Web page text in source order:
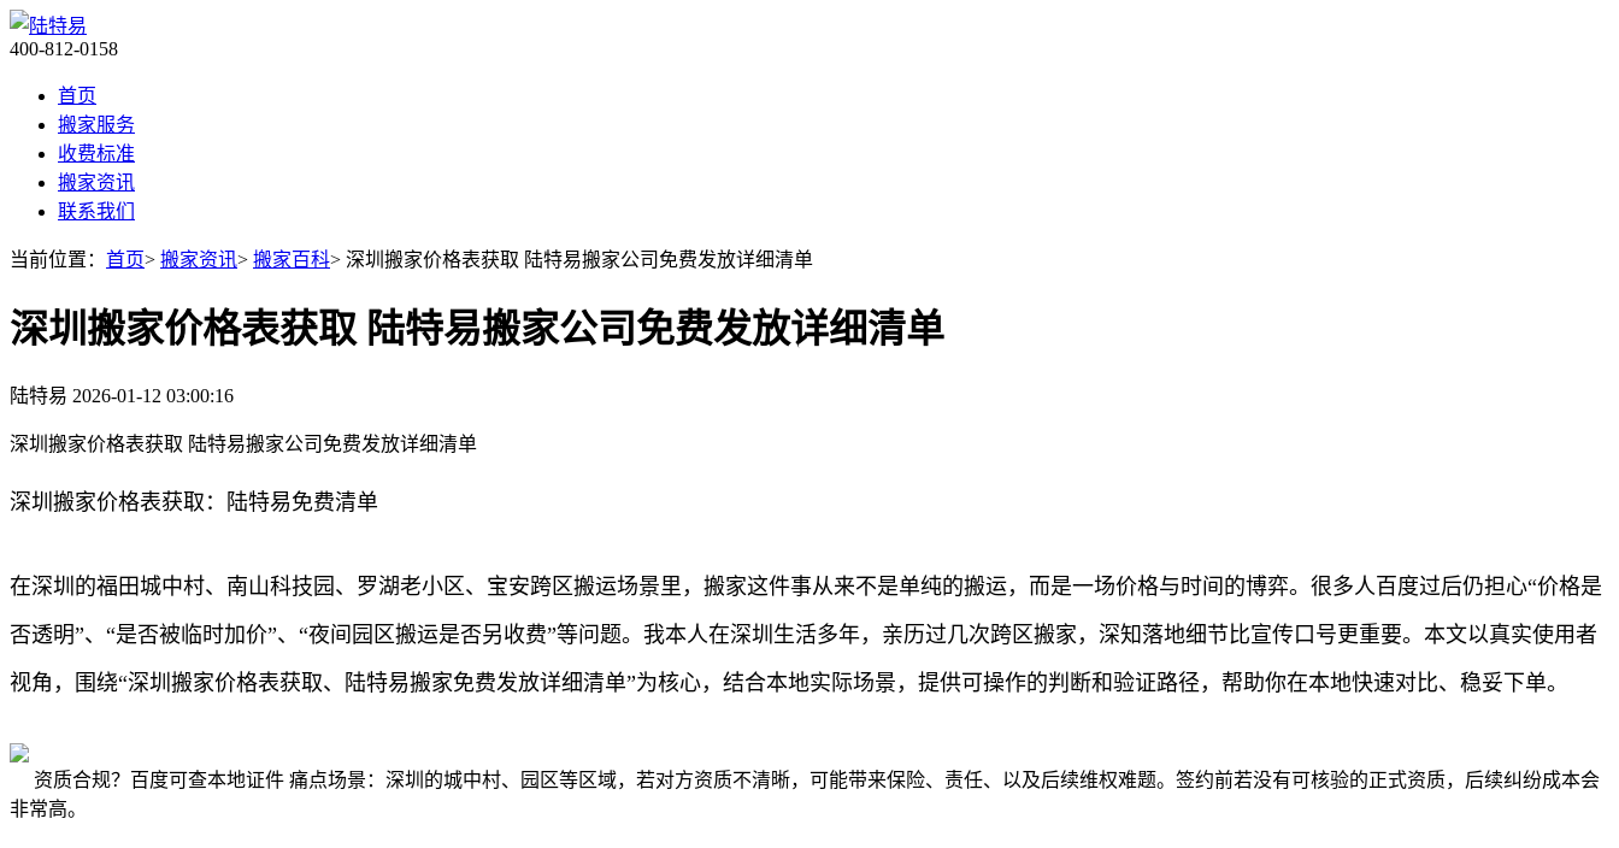
400-812-0158
首页
搬家服务
收费标准
搬家资讯
联系我们
当前位置： 首页> 搬家资讯> 搬家百科> 深圳搬家价格表获取 陆特易搬家公司免费发放详细清单
深圳搬家价格表获取 陆特易搬家公司免费发放详细清单
陆特易 2026-01-12 03:00:16
深圳搬家价格表获取 陆特易搬家公司免费发放详细清单
深圳搬家价格表获取：陆特易免费清单
在深圳的福田城中村、南山科技园、罗湖老小区、宝安跨区搬运场景里，搬家这件事从来不是单纯的搬运，而是一场价格与时间的博弈。很多人百度过后仍担心“价格是
否透明”、“是否被临时加价”、“夜间园区搬运是否另收费”等问题。我本人在深圳生活多年，亲历过几次跨区搬家，深知落地细节比宣传口号更重要。本文以真实使用者
视角，围绕“深圳搬家价格表获取、陆特易搬家免费发放详细清单”为核心，结合本地实际场景，提供可操作的判断和验证路径，帮助你在本地快速对比、稳妥下单。
资质合规？百度可查本地证件 痛点场景：深圳的城中村、园区等区域，若对方资质不清晰，可能带来保险、责任、以及后续维权难题。签约前若没有可核验的正式资质，后续纠纷成本会
非常高。